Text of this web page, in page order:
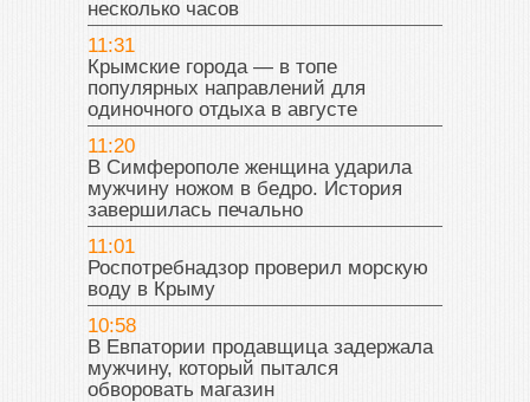
несколько часов
11:31
Крымские города — в топе
популярных направлений для
одиночного отдыха в августе
11:20
В Симферополе женщина ударила
мужчину ножом в бедро. История
завершилась печально
11:01
Роспотребнадзор проверил морскую
воду в Крыму
10:58
В Евпатории продавщица задержала
мужчину, который пытался
обворовать магазин